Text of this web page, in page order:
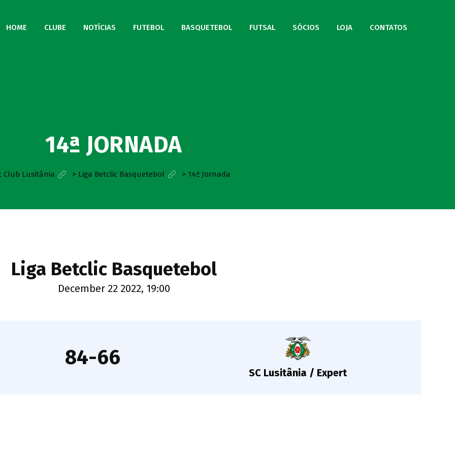
HOME CLUBE NOTÍCIAS FUTEBOL BASQUETEBOL FUTSAL SÓCIOS LOJA CONTATOS
14ª JORNADA
Club Lusitânia > Liga Betclic Basquetebol > 14ª Jornada
Liga Betclic Basquetebol
December 22 2022, 19:00
84-66
SC Lusitânia / Expert